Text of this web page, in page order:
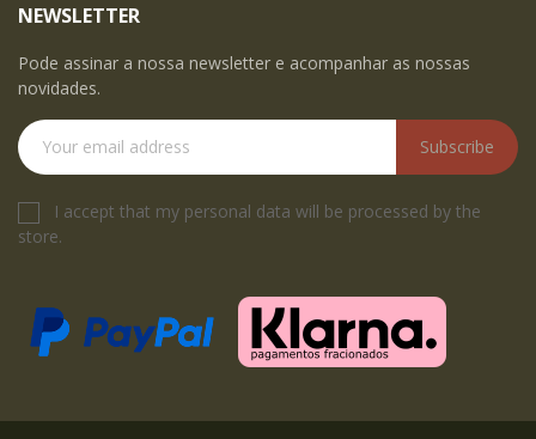
NEWSLETTER
Pode assinar a nossa newsletter e acompanhar as nossas
novidades.
Subscribe
I accept that my personal data will be processed by the
store.